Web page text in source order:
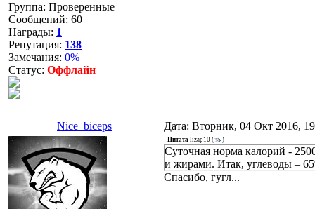
Группа: Проверенные
Сообщений: 60
Награды: 1
Репутация: 138
Замечания: 0%
Статус: Оффлайн
Nice_biceps Дата: Вторник, 04 Окт 2016,
Цитата lizap10 ( )
Суточная норма калорий -
и жирами. Итак, углеводы –
Спасибо, гугл...